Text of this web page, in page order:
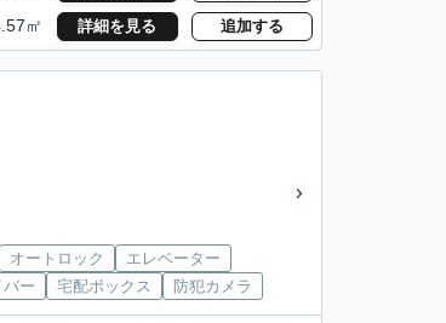
㎡ 詳細を見る 追加する
オートロック
エレベーター
ー
宅配ボックス 防犯カメラ